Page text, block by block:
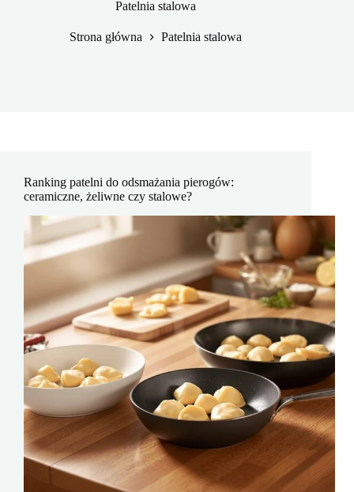
Patelnia stalowa
Strona główna Patelnia stalowa
Ranking patelni do odsmażania pierogów:
ceramiczne, żeliwne czy stalowe?